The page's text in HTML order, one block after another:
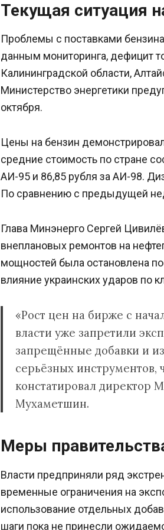
Текущая ситуация
Проблемы с поставками
данным мониторинга, дефицит
Калининградской области,
Министерство энергетики
октября.
Цены на бензин
средние стоимость по стране
АИ-95 и 86,85 рубля за АИ-98.
По сравнению с предыдущей
Глава Минэнерго Сергей
внеплановых ремонтов на
мощностей была остановлена
влияние украинских ударов по
«Рост цен на бирже с
власти уже запретили
запрещённые добавки и
серьёзных инструментов,
констатировал директор
Мухаметшин.
Меры
Власти предприняли ряд
временные ограничения на
использование отдельных
шаги пока не принесли